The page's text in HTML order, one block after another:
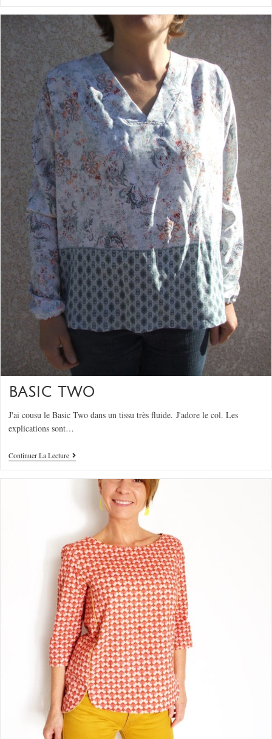
BASIC TWO
J'ai cousu le Basic Two dans un tissu très fluide. J'adore le col. Les
explications sont…
Continuer La Lecture